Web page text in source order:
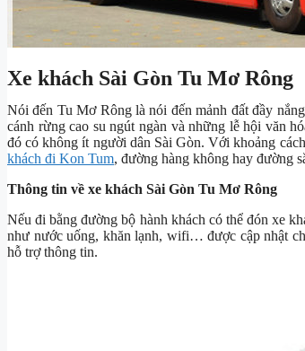
Xe khách Sài Gòn Tu Mơ Rông
Nói đến Tu Mơ Rông là nói đến mảnh đất đầy
cánh rừng cao su ngút ngàn và những lễ hội văn
đó có không ít người dân Sài Gòn. Với khoảng
khách đi Kon Tum, đường hàng không hay đường
Thông tin về xe khách Sài Gòn Tu Mơ Rông
Nếu đi bằng đường bộ hành khách có thể đón xe
như nước uống, khăn lạnh, wifi… được cập nhật
hỗ trợ thông tin.